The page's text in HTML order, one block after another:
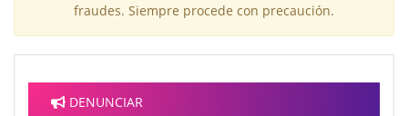
fraudes. Siempre procede con precaución.
DENUNCIAR